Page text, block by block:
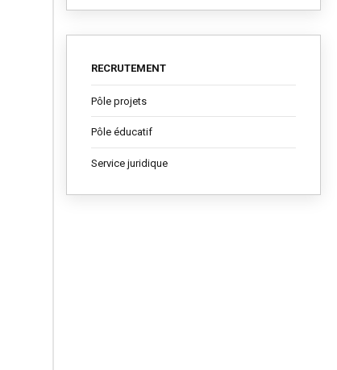
RECRUTEMENT
Pôle projets
Pôle éducatif
Service juridique